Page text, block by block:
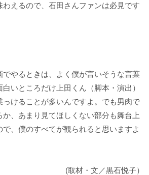
えるので、石田さんファンは必見です
やるときは、よく僕が言いそうな言葉
いところだけ上田くん（脚本・演出）
っけることが多いんですよ。でも男肉で
、あまり見てほしくない部分も舞台上
、僕のすべてが観られると思いますよ
(取材・文／黒石悦子）